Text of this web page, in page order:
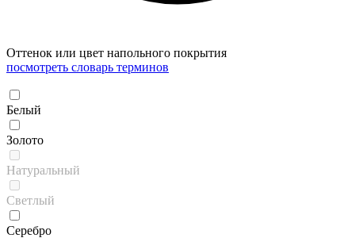
Оттенок или цвет напольного покрытия
посмотреть словарь терминов
Белый
Золото
Натуральный
Светлый
Серебро